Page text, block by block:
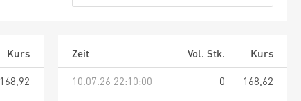
Kurs
168,92
Zeit Vol. Stk.
Kurs
10.07.26 22:10:00
0
168,62